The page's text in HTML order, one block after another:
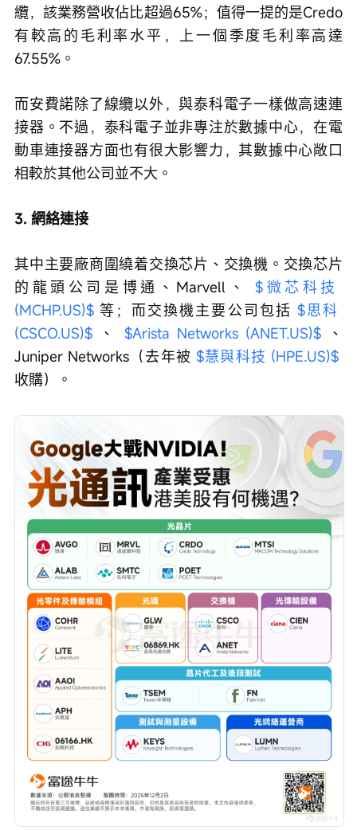
纜，該業務營收佔比超過65%；值得一提的是Credo
有較高的毛利率水平，上一個季度毛利率高達
67.55%。
而安費諾除了線纜以外，與泰科電子一樣做高速連
接器。不過，泰科電子並非專注於數據中心，在電
動車連接器方面也有很大影響力，其數據中心敞口
相較於其他公司並不大。
3. 網絡連接
其中主要廠商圍繞着交換芯片、交換機。交換芯片
的龍頭公司是博通、Marvell、 $微芯科技
(MCHP.US)$ 等；而交換機主要公司包括 $思科
(CSCO.US)$ 、 $Arista Networks (ANET.US)$ 、
Juniper Networks（去年被 $慧與科技 (HPE.US)$
收購）。